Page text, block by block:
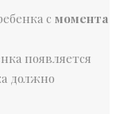
с момента
появляется
должно